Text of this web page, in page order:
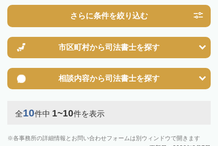
さらに条件を絞り込む
市区町村から司法書士を探す
相談内容から司法書士を探す
全10件中 1~10件を表示
各事務所の詳細情報とお問い合わせフォームは別ウィンドウで開きます